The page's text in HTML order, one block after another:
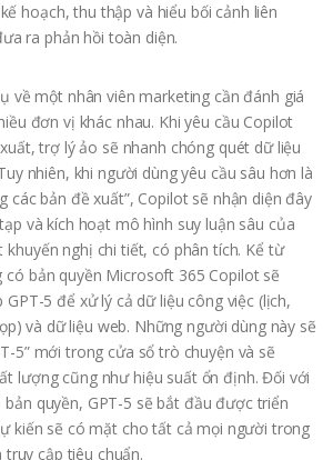
hoạch, thu thập và hiểu bối cảnh liên
ra phản hồi toàn diện.
về một nhân viên marketing cần đánh giá
đơn vị khác nhau. Khi yêu cầu Copilot
trợ lý ảo sẽ nhanh chóng quét dữ liệu
nhiên, khi người dùng yêu cầu sâu hơn là
các bản đề xuất”, Copilot sẽ nhận diện đây
và kích hoạt mô hình suy luận sâu của
khuyến nghị chi tiết, có phân tích. Kể từ
bản quyền Microsoft 365 Copilot sẽ
5 để xử lý cả dữ liệu công việc (lịch,
và dữ liệu web. Những người dùng này sẽ
5” mới trong cửa sổ trò chuyện và sẽ
lượng cũng như hiệu suất ổn định. Đối với
quyền, GPT-5 sẽ bắt đầu được triển
kiến sẽ có mặt cho tất cả mọi người trong
cập tiêu chuẩn.